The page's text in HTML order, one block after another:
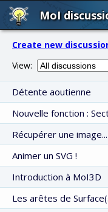
MoI
Create new
View:
Détente aoutienne
Nouvelle fonction :
Récupérer une image...
Animer un SVG !
Introduction à MoI3D
Les arêtes de